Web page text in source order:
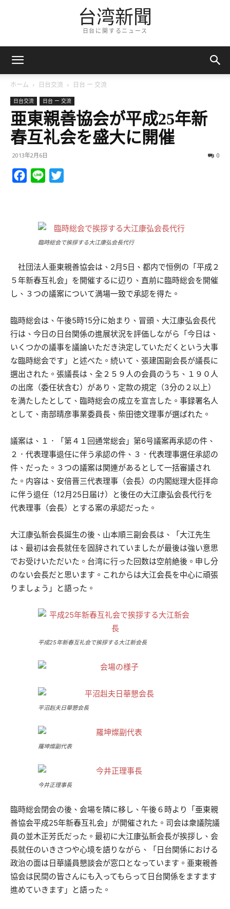
台湾新聞
日台に関するニュース
ホーム 日台交流 日台 ー 交流
日台交流 日台 ー 交流
亜東親善協会が平成25年新
春互礼会を盛大に開催
2013年2月6日 0
Facebook
Line
臨時総会で挨拶する大江康弘会長代行
社団法人亜東親善協会は、2月5日、都内で恒例の「平成２
５年新春互礼会」を開催するに辺り、直前に臨時総会を開催
し、３つの議案について満場一致で承認を得た。
臨時総会は、午後5時15分に始まり、冒頭、大江康弘会長代
行は、今日の日台関係の進展状況を評価しながら「今日は、
いくつかの議事を議論いただき決定していただくという大事
な臨時総会です」と述べた。続いて、張建国副会長が議長に
選出された。張議長は、全２５９人の会員のうち、１９０人
の出席（委任状含む）があり、定款の規定（3分の２以上）
を満たしたとして、臨時総会の成立を宣言した。事録署名人
として、南部晴彦事業委員長、柴田徳文理事が選ばれた。
議案は、１．「第４１回通常総会」第6号議案再承認の件、
２．代表理事退任に伴う承認の件、３．代表理事選任承認の
件、だった。３つの議案は関連があるとして一括審議され
た。内容は、安倍晋三代表理事（会長）の内閣総理大臣拝命
に伴う退任（12月25日届け）と後任の大江康弘会長代行を
代表理事（会長）とする案の承認だった。
大江康弘新会長誕生の後、山本順三副会長は、「大江先生
は、最初は会長就任を固辞されていましたが最後は強い意思
でお受けいただいた。台湾に行った回数は空前絶後。申し分
のない会長だと思います。これからは大江会長を中心に頑張
りましょう」と語った。
平成25年新春互礼会で挨拶する大江新会長
平沼赳夫日華懇会長
羅坤燦副代表
今井正理事長
臨時総会閉会の後、会場を隣に移し、午後６時より「亜東親
善協会平成25年新春互礼会」が開催された。司会は衆議院議
員の並木正芳氏だった。最初に大江康弘新会長が挨拶し、会
長就任のいきさつや心境を語りながら、「日台関係における
政治の面は日華議員懇談会が窓口となっています。亜東親善
協会は民間の皆さんにも入ってもらって日台関係をますます
進めていきます」と語った。